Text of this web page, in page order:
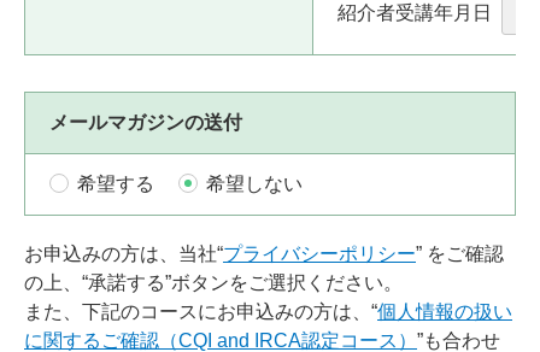
紹介者受講年月日
メールマガジンの送付
希望する 希望しない
お申込みの方は、当社“プライバシーポリシー” をご確認
の上、“承諾する”ボタンをご選択ください。
また、下記のコースにお申込みの方は、“個人情報の扱い
に関するご確認（CQI and IRCA認定コース） ”も合わせ